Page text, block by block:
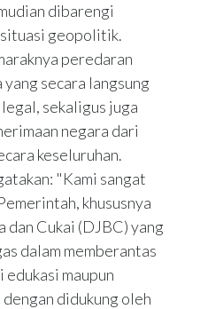
dibarengi
geopolitik.
peredaran
secara langsung
sekaligus juga
negara dari
keseluruhan.
"Kami sangat
khususnya
Cukai (DJBC) yang
dalam memberantas
maupun
didukung oleh